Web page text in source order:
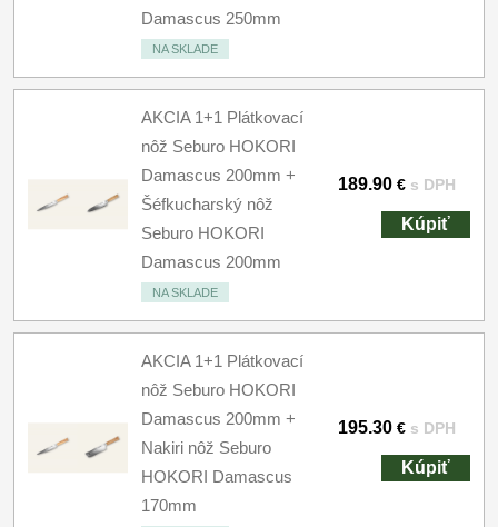
Damascus 250mm
NA SKLADE
AKCIA 1+1 Plátkovací
nôž Seburo HOKORI
Damascus 200mm +
Šéfkucharský nôž
Seburo HOKORI
Damascus 200mm
NA SKLADE
189.90 € s DPH
Kúpiť
AKCIA 1+1 Plátkovací
nôž Seburo HOKORI
Damascus 200mm +
Nakiri nôž Seburo
HOKORI Damascus
170mm
195.30 € s DPH
Kúpiť